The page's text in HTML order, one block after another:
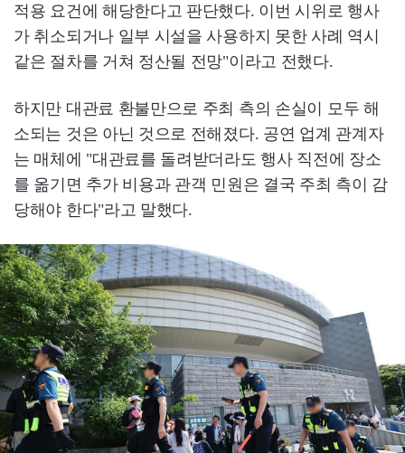
적용 요건에 해당한다고 판단했다. 이번 시위로 행사
가 취소되거나 일부 시설을 사용하지 못한 사례 역시
같은 절차를 거쳐 정산될 전망"이라고 전했다.
하지만 대관료 환불만으로 주최 측의 손실이 모두 해
소되는 것은 아닌 것으로 전해졌다. 공연 업계 관계자
는 매체에 "대관료를 돌려받더라도 행사 직전에 장소
를 옮기면 추가 비용과 관객 민원은 결국 주최 측이 감
당해야 한다"라고 말했다.